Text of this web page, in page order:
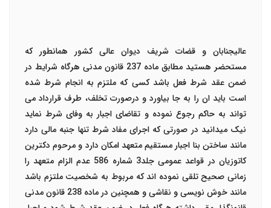
عالیجنابان و قضات شریف دیوان عالی کشور همانطور که
مستحضر هستید مطابق ماده 237 قانون مدنی هرگاه شرایط در
ضمن عقد شرط فعل باشد کسی که ملتزم به انجام شرط شده
است باید ان را به جا بیاورد و درصورت تخلف، طرف قرارداد می
تواند به حاکم رجوع نموده و تقاضای اجبار به وفای شرط نماید
نیک میدانید در صورتی که اجرای مفاد شرط تنها جنبه مالی دارد
مانند ساختن بنا اجبار مستقیم متعهد امکان دارد و مرحوم دکترین
کاتوزیان در قواعد عمومی جلد3 شماره 586 عدم الزام متعهد را
زمانی صحیح تلقی نموده اند که مربوط به شخصیت ملتزم باشد
مانند خوش نویسی و نقاشی و همچنین در ماده 238 قانون مدنی